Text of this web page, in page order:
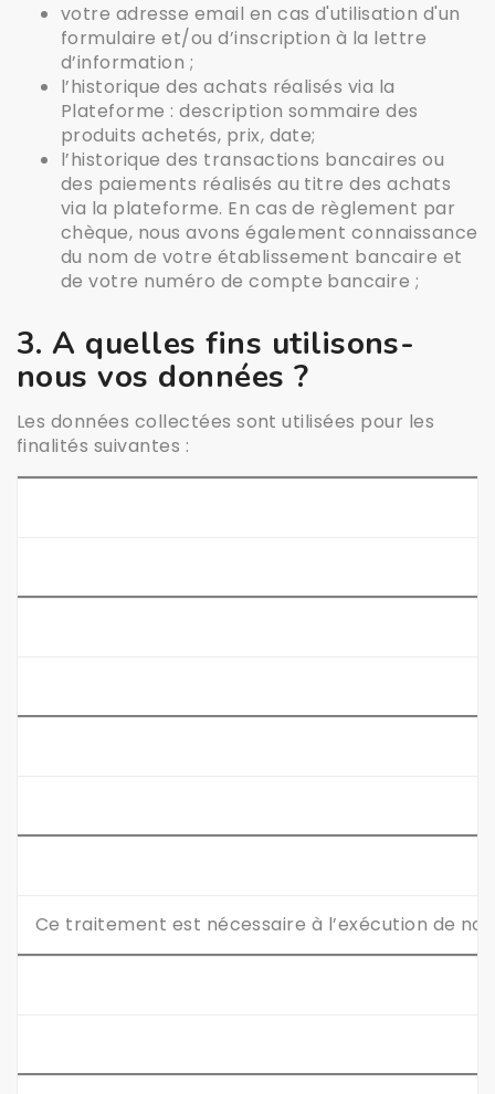
votre adresse email en cas d'utilisation d'un
formulaire et/ou d’inscription à la lettre
d’information ;
l’historique des achats réalisés via la
Plateforme : description sommaire des
produits achetés, prix, date;
l’historique des transactions bancaires ou
des paiements réalisés au titre des achats
via la plateforme. En cas de règlement par
chèque, nous avons également connaissance
du nom de votre établissement bancaire et
de votre numéro de compte bancaire ;
3. A quelles fins utilisons-
nous vos données ?
Les données collectées sont utilisées pour les
finalités suivantes :
Ce traitement est nécessaire à l’exécution de